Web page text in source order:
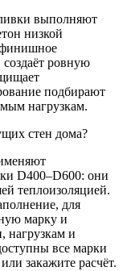
выполняют
низкой
создаёт ровную
подбирают
нагрузкам.
стен дома?
D400–D600: они
теплоизоляцией.
для
марку и
нагрузкам и
все марки
или закажите расчёт.